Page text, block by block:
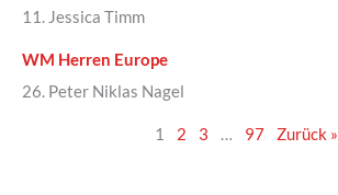
11. Jessica Timm
WM Herren Europe
26. Peter Niklas Nagel
1 2 3 … 97 Zurück »